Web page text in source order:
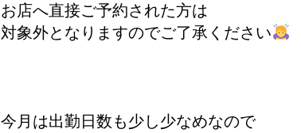
お店へ直接ご予約された方は
対象外となりますのでご了承ください
今月は出勤日数も少し少なめなので